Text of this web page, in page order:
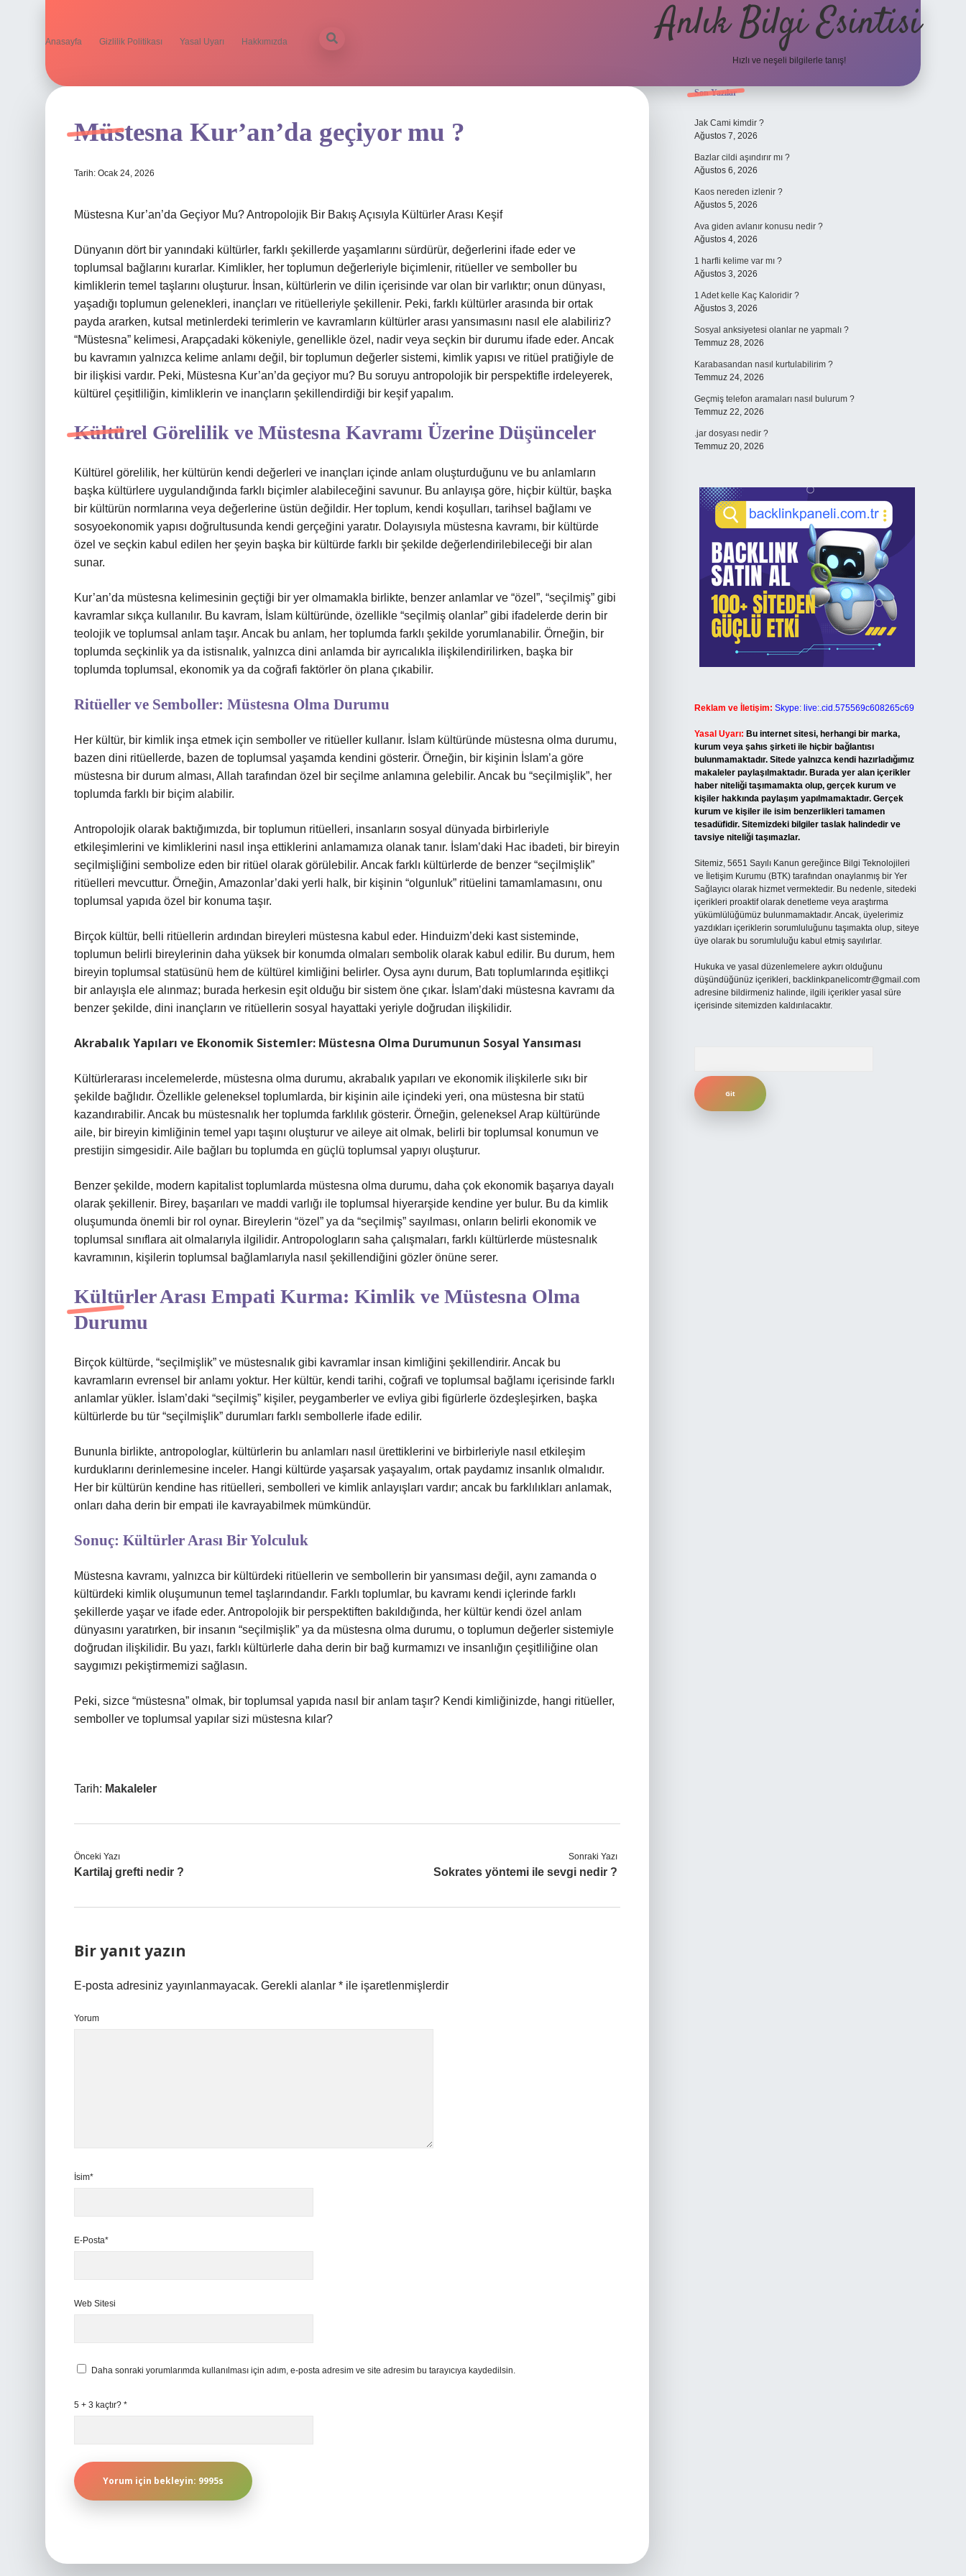
Anasayfa Gizlilik Politikası Yasal Uyarı Hakkımızda Anlık Bilgi Esintisi
Hızlı ve neşeli bilgilerle tanış!
Müstesna Kur’an’da geçiyor mu ?
Tarih: Ocak 24, 2026
Müstesna Kur’an’da Geçiyor Mu? Antropolojik Bir Bakış Açısıyla Kültürler Arası Keşif
Dünyanın dört bir yanındaki kültürler, farklı şekillerde yaşamlarını sürdürür, değerlerini ifade eder ve
toplumsal bağlarını kurarlar. Kimlikler, her toplumun değerleriyle biçimlenir, ritüeller ve semboller bu
kimliklerin temel taşlarını oluşturur. İnsan, kültürlerin ve dilin içerisinde var olan bir varlıktır; onun dünyası,
yaşadığı toplumun gelenekleri, inançları ve ritüelleriyle şekillenir. Peki, farklı kültürler arasında bir ortak
payda ararken, kutsal metinlerdeki terimlerin ve kavramların kültürler arası yansımasını nasıl ele alabiliriz?
“Müstesna” kelimesi, Arapçadaki kökeniyle, genellikle özel, nadir veya seçkin bir durumu ifade eder. Ancak
bu kavramın yalnızca kelime anlamı değil, bir toplumun değerler sistemi, kimlik yapısı ve ritüel pratiğiyle de
bir ilişkisi vardır. Peki, Müstesna Kur’an’da geçiyor mu? Bu soruyu antropolojik bir perspektifle irdeleyerek,
kültürel çeşitliliğin, kimliklerin ve inançların şekillendirdiği bir keşif yapalım.
Kültürel Görelilik ve Müstesna Kavramı Üzerine Düşünceler
Kültürel görelilik, her kültürün kendi değerleri ve inançları içinde anlam oluşturduğunu ve bu anlamların
başka kültürlere uygulandığında farklı biçimler alabileceğini savunur. Bu anlayışa göre, hiçbir kültür, başka
bir kültürün normlarına veya değerlerine üstün değildir. Her toplum, kendi koşulları, tarihsel bağlamı ve
sosyoekonomik yapısı doğrultusunda kendi gerçeğini yaratır. Dolayısıyla müstesna kavramı, bir kültürde
özel ve seçkin kabul edilen her şeyin başka bir kültürde farklı bir şekilde değerlendirilebileceği bir alan
sunar.
Kur’an’da müstesna kelimesinin geçtiği bir yer olmamakla birlikte, benzer anlamlar ve “özel”, “seçilmiş” gibi
kavramlar sıkça kullanılır. Bu kavram, İslam kültüründe, özellikle “seçilmiş olanlar” gibi ifadelerde derin bir
teolojik ve toplumsal anlam taşır. Ancak bu anlam, her toplumda farklı şekilde yorumlanabilir. Örneğin, bir
toplumda seçkinlik ya da istisnalık, yalnızca dini anlamda bir ayrıcalıkla ilişkilendirilirken, başka bir
toplumda toplumsal, ekonomik ya da coğrafi faktörler ön plana çıkabilir.
Ritüeller ve Semboller: Müstesna Olma Durumu
Her kültür, bir kimlik inşa etmek için semboller ve ritüeller kullanır. İslam kültüründe müstesna olma durumu,
bazen dini ritüellerde, bazen de toplumsal yaşamda kendini gösterir. Örneğin, bir kişinin İslam’a göre
müstesna bir durum alması, Allah tarafından özel bir seçilme anlamına gelebilir. Ancak bu “seçilmişlik”, her
toplumda farklı bir biçim alabilir.
Antropolojik olarak baktığımızda, bir toplumun ritüelleri, insanların sosyal dünyada birbirleriyle
etkileşimlerini ve kimliklerini nasıl inşa ettiklerini anlamamıza olanak tanır. İslam’daki Hac ibadeti, bir bireyin
seçilmişliğini sembolize eden bir ritüel olarak görülebilir. Ancak farklı kültürlerde de benzer “seçilmişlik”
ritüelleri mevcuttur. Örneğin, Amazonlar’daki yerli halk, bir kişinin “olgunluk” ritüelini tamamlamasını, onu
toplumsal yapıda özel bir konuma taşır.
Birçok kültür, belli ritüellerin ardından bireyleri müstesna kabul eder. Hinduizm’deki kast sisteminde,
toplumun belirli bireylerinin daha yüksek bir konumda olmaları sembolik olarak kabul edilir. Bu durum, hem
bireyin toplumsal statüsünü hem de kültürel kimliğini belirler. Oysa aynı durum, Batı toplumlarında eşitlikçi
bir anlayışla ele alınmaz; burada herkesin eşit olduğu bir sistem öne çıkar. İslam’daki müstesna kavramı da
benzer şekilde, dini inançların ve ritüellerin sosyal hayattaki yeriyle doğrudan ilişkilidir.
Akrabalık Yapıları ve Ekonomik Sistemler: Müstesna Olma Durumunun Sosyal Yansıması
Kültürlerarası incelemelerde, müstesna olma durumu, akrabalık yapıları ve ekonomik ilişkilerle sıkı bir
şekilde bağlıdır. Özellikle geleneksel toplumlarda, bir kişinin aile içindeki yeri, ona müstesna bir statü
kazandırabilir. Ancak bu müstesnalık her toplumda farklılık gösterir. Örneğin, geleneksel Arap kültüründe
aile, bir bireyin kimliğinin temel yapı taşını oluşturur ve aileye ait olmak, belirli bir toplumsal konumun ve
prestijin simgesidir. Aile bağları bu toplumda en güçlü toplumsal yapıyı oluşturur.
Benzer şekilde, modern kapitalist toplumlarda müstesna olma durumu, daha çok ekonomik başarıya dayalı
olarak şekillenir. Birey, başarıları ve maddi varlığı ile toplumsal hiyerarşide kendine yer bulur. Bu da kimlik
oluşumunda önemli bir rol oynar. Bireylerin “özel” ya da “seçilmiş” sayılması, onların belirli ekonomik ve
toplumsal sınıflara ait olmalarıyla ilgilidir. Antropologların saha çalışmaları, farklı kültürlerde müstesnalık
kavramının, kişilerin toplumsal bağlamlarıyla nasıl şekillendiğini gözler önüne serer.
Kültürler Arası Empati Kurma: Kimlik ve Müstesna Olma
Durumu
Birçok kültürde, “seçilmişlik” ve müstesnalık gibi kavramlar insan kimliğini şekillendirir. Ancak bu
kavramların evrensel bir anlamı yoktur. Her kültür, kendi tarihi, coğrafi ve toplumsal bağlamı içerisinde farklı
anlamlar yükler. İslam’daki “seçilmiş” kişiler, peygamberler ve evliya gibi figürlerle özdeşleşirken, başka
kültürlerde bu tür “seçilmişlik” durumları farklı sembollerle ifade edilir.
Bununla birlikte, antropologlar, kültürlerin bu anlamları nasıl ürettiklerini ve birbirleriyle nasıl etkileşim
kurduklarını derinlemesine inceler. Hangi kültürde yaşarsak yaşayalım, ortak paydamız insanlık olmalıdır.
Her bir kültürün kendine has ritüelleri, sembolleri ve kimlik anlayışları vardır; ancak bu farklılıkları anlamak,
onları daha derin bir empati ile kavrayabilmek mümkündür.
Sonuç: Kültürler Arası Bir Yolculuk
Müstesna kavramı, yalnızca bir kültürdeki ritüellerin ve sembollerin bir yansıması değil, aynı zamanda o
kültürdeki kimlik oluşumunun temel taşlarındandır. Farklı toplumlar, bu kavramı kendi içlerinde farklı
şekillerde yaşar ve ifade eder. Antropolojik bir perspektiften bakıldığında, her kültür kendi özel anlam
dünyasını yaratırken, bir insanın “seçilmişlik” ya da müstesna olma durumu, o toplumun değerler sistemiyle
doğrudan ilişkilidir. Bu yazı, farklı kültürlerle daha derin bir bağ kurmamızı ve insanlığın çeşitliliğine olan
saygımızı pekiştirmemizi sağlasın.
Peki, sizce “müstesna” olmak, bir toplumsal yapıda nasıl bir anlam taşır? Kendi kimliğinizde, hangi ritüeller,
semboller ve toplumsal yapılar sizi müstesna kılar?
Tarih: Makaleler
Önceki Yazı
Kartilaj grefti nedir ?
Sonraki Yazı
Sokrates yöntemi ile sevgi nedir ?
Bir yanıt yazın
E-posta adresiniz yayınlanmayacak. Gerekli alanlar * ile işaretlenmişlerdir
Yorum
İsim*
E-Posta*
Web Sitesi
Daha sonraki yorumlarımda kullanılması için adım, e-posta adresim ve site adresim bu tarayıcıya kaydedilsin.
5 + 3 kaçtır? *
Sidebar
Son Yazılar
Jak Cami kimdir ?
Ağustos 7, 2026
Bazlar cildi aşındırır mı ?
Ağustos 6, 2026
Kaos nereden izlenir ?
Ağustos 5, 2026
Ava giden avlanır konusu nedir ?
Ağustos 4, 2026
1 harfli kelime var mı ?
Ağustos 3, 2026
1 Adet kelle Kaç Kaloridir ?
Ağustos 3, 2026
Sosyal anksiyetesi olanlar ne yapmalı ?
Temmuz 28, 2026
Karabasandan nasıl kurtulabilirim ?
Temmuz 24, 2026
Geçmiş telefon aramaları nasıl bulurum ?
Temmuz 22, 2026
.jar dosyası nedir ?
Temmuz 20, 2026
Reklam ve İletişim: Skype: live:.cid.575569c608265c69
Yasal Uyarı: Bu internet sitesi, herhangi bir marka,
kurum veya şahıs şirketi ile hiçbir bağlantısı
bulunmamaktadır. Sitede yalnızca kendi hazırladığımız
makaleler paylaşılmaktadır. Burada yer alan içerikler
haber niteliği taşımamakta olup, gerçek kurum ve
kişiler hakkında paylaşım yapılmamaktadır. Gerçek
kurum ve kişiler ile isim benzerlikleri tamamen
tesadüfidir. Sitemizdeki bilgiler taslak halindedir ve
tavsiye niteliği taşımazlar.
Sitemiz, 5651 Sayılı Kanun gereğince Bilgi Teknolojileri
ve İletişim Kurumu (BTK) tarafından onaylanmış bir Yer
Sağlayıcı olarak hizmet vermektedir. Bu nedenle, sitedeki
içerikleri proaktif olarak denetleme veya araştırma
yükümlülüğümüz bulunmamaktadır. Ancak, üyelerimiz
yazdıkları içeriklerin sorumluluğunu taşımakta olup, siteye
üye olarak bu sorumluluğu kabul etmiş sayılırlar.
Hukuka ve yasal düzenlemelere aykırı olduğunu
düşündüğünüz içerikleri, backlinkpanelicomtr@gmail.com
adresine bildirmeniz halinde, ilgili içerikler yasal süre
içerisinde sitemizden kaldırılacaktır.